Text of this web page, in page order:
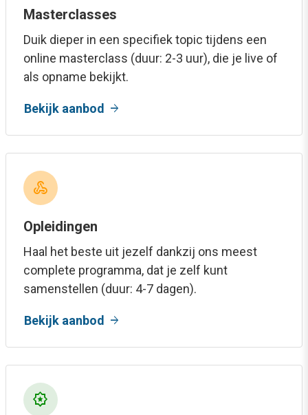
Masterclasses
Duik dieper in een specifiek topic tijdens een
online masterclass (duur: 2-3 uur), die je live of
als opname bekijkt.
Bekijk aanbod arrow_forward
webhook
Opleidingen
Haal het beste uit jezelf dankzij ons meest
complete programma, dat je zelf kunt
samenstellen (duur: 4-7 dagen).
Bekijk aanbod arrow_forward
award_star